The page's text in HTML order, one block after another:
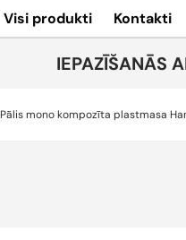
Visi produkti Kontakti
IEPAZĪŠANĀS
Pālis mono kompozīta plastmasa